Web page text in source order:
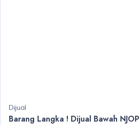
Dijual
Barang Langka ! Dijual Bawah